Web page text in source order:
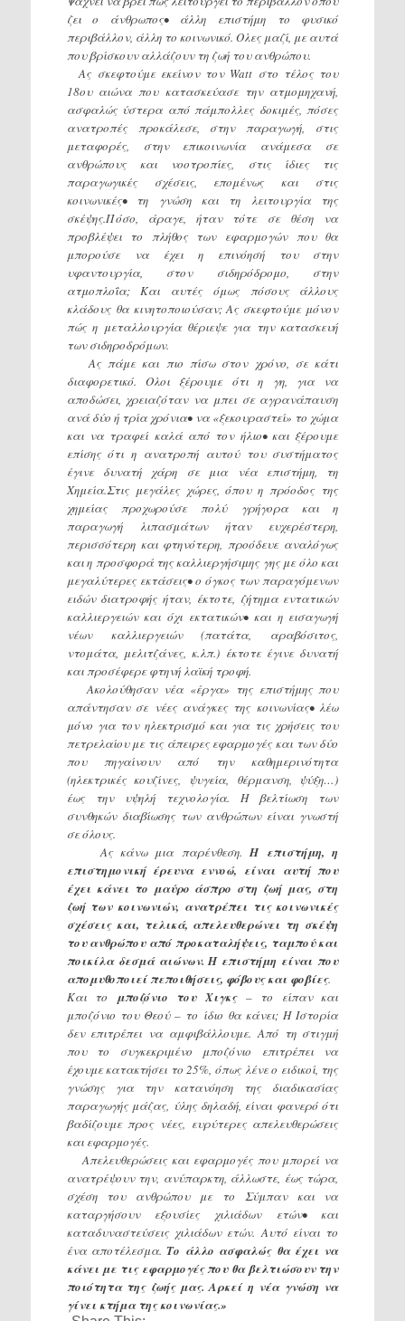
ζει ο άνθρωπος• άλλη επιστήμη το φυσικό
περιβάλλον, άλλη το κοινωνικό. Ολες μαζί, με αυτά
που βρίσκουν αλλάζουν τη ζωή του ανθρώπου.
Ας σκεφτούμε εκείνον τον Watt στο τέλος του
18ου αιώνα που κατασκεύασε την ατμομηχανή,
ασφαλώς ύστερα από πάμπολλες δοκιμές, πόσες
ανατροπές προκάλεσε, στην παραγωγή, στις
μεταφορές, στην επικοινωνία ανάμεσα σε
ανθρώπους και νοοτροπίες, στις ίδιες τις
παραγωγικές σχέσεις, επομένως και στις
κοινωνικές• τη γνώση και τη λειτουργία της
σκέψης.Πόσο, άραγε, ήταν τότε σε θέση να
προβλέψει το πλήθος των εφαρμογών που θα
μπορούσε να έχει η επινόησή του στην
υφαντουργία, στον σιδηρόδρομο, στην
ατμοπλοΐα; Και αυτές όμως πόσους άλλους
κλάδους θα κινητοποιούσαν; Ας σκεφτούμε μόνον
πώς η μεταλλουργία θέριεψε για την κατασκευή
των σιδηροδρόμων.
Ας πάμε και πιο πίσω στον χρόνο, σε κάτι
διαφορετικό. Ολοι ξέρουμε ότι η γη, για να
αποδώσει, χρειαζόταν να μπει σε αγρανάπαυση
ανά δύο ή τρία χρόνια• να «ξεκουραστεί» το χώμα
και να τραφεί καλά από τον ήλιο• και ξέρουμε
επίσης ότι η ανατροπή αυτού του συστήματος
έγινε δυνατή χάρη σε μια νέα επιστήμη, τη
Χημεία.Στις μεγάλες χώρες, όπου η πρόοδος της
χημείας προχωρούσε πολύ γρήγορα και η
παραγωγή λιπασμάτων ήταν ευχερέστερη,
περισσότερη και φτηνότερη, προόδευε αναλόγως
και η προσφορά της καλλιεργήσιμης γης με όλο και
μεγαλύτερες εκτάσεις• ο όγκος των παραγόμενων
ειδών διατροφής ήταν, έκτοτε, ζήτημα εντατικών
καλλιεργειών και όχι εκτατικών• και η εισαγωγή
νέων καλλιεργειών (πατάτα, αραβόσιτος,
ντομάτα, μελιτζάνες, κ.λπ.) έκτοτε έγινε δυνατή
και προσέφερε φτηνή λαϊκή τροφή.
Ακολούθησαν νέα «έργα» της επιστήμης που
απάντησαν σε νέες ανάγκες της κοινωνίας• λέω
μόνο για τον ηλεκτρισμό και για τις χρήσεις του
πετρελαίου με τις άπειρες εφαρμογές και των δύο
που πηγαίνουν από την καθημερινότητα
(ηλεκτρικές κουζίνες, ψυγεία, θέρμανση, ψύξη…)
έως την υψηλή τεχνολογία. Η βελτίωση των
συνθηκών διαβίωσης των ανθρώπων είναι γνωστή
σε όλους.
Ας κάνω μια παρένθεση.Η επιστήμη, η
επιστημονική έρευνα εννοώ, είναι αυτή που
έχει κάνει το μαύρο άσπρο στη ζωή μας, στη
ζωή των κοινωνιών, ανατρέπει τις κοινωνικές
σχέσεις και, τελικά, απελευθερώνει τη σκέψη
του ανθρώπου από προκαταλήψεις, ταμπού και
ποικίλα δεσμά αιώνων. Η επιστήμη είναι που
απομυθοποιεί πεποιθήσεις, φόβους και φοβίες.
Και το μποζόνιο του Χιγκς– το είπαν και
μποζόνιο του Θεού – το ίδιο θα κάνει; Η Ιστορία
δεν επιτρέπει να αμφιβάλλουμε. Από τη στιγμή
που το συγκεκριμένο μποζόνιο επιτρέπει να
έχουμε κατακτήσει το 25%, όπως λένε ο ειδικοί, της
γνώσης για την κατανόηση της διαδικασίας
παραγωγής μάζας, ύλης δηλαδή, είναι φανερό ότι
βαδίζουμε προς νέες, ευρύτερες απελευθερώσεις
και εφαρμογές.
Απελευθερώσεις και εφαρμογές που μπορεί να
ανατρέψουν την, ανύπαρκτη, άλλωστε, έως τώρα,
σχέση του ανθρώπου με το Σύμπαν και να
καταργήσουν εξουσίες χιλιάδων ετών• και
καταδυναστεύσεις χιλιάδων ετών. Αυτό είναι το
ένα αποτέλεσμα. Το άλλο ασφαλώς θα έχει να
κάνει με τις εφαρμογές που θα βελτιώσουν την
ποιότητα της ζωής μας. Αρκεί η νέα γνώση να
γίνει κτήμα της κοινωνίας.»